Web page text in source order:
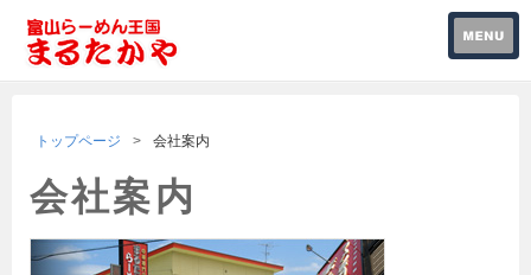
トップページ 会社案内
会社案内